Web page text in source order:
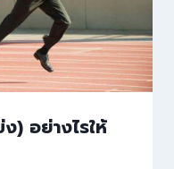
) อย่างไรให้